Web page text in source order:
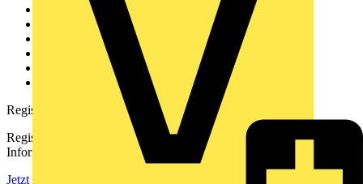
Weitere Links
Downloadbereich (PDFs)
Häufig gestellte Fragen
Registrierung
Registrieren Sie sich kostenlos und erhalten Sie stets aktuelle
Informationen aus der Elektroindustrie.
Jetzt registrieren